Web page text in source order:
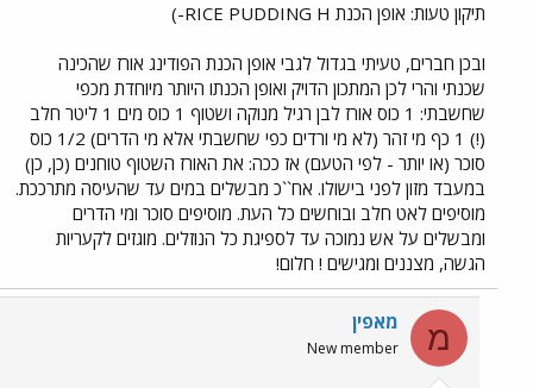
תיקון טעות: אופן הכנת RICE PUDDING H-)
ובכן חברים, טעיתי בגדול לגבי אופן הכנת הפודינג אורז שהכינה
שכנתי והרי לכן המתכון הדויק ואופן הכנתו היותר מיוחדת מכפי
שחשבתי: 1 כוס אורז לבן רגיל מנוקה ושטוף 1 כוס מים 1 ליטר חלב
(!) 1 כף מי זהר (לא מי ורדים כפי שחשבתי אלא מי הדרים) 1/2 כוס
סוכר (או יותר - לפי הטעם) אז ככה: את האורז השטוף טוחנים (כן, כן)
במעבד מזון לפני בישולו. אח``כ מבשלים במים עד שהעיסה מתרככת.
מוסיפים לאט חלב ובוחשים כל העת. מוסיפים סוכר ומי הדרים
ומבשלים על אש נמוכה עד לספיגת כל הנוזלים. מוגזים לקעריות
הגשה, מצננים ומגישים ! חלום!
מ מאפין
New member